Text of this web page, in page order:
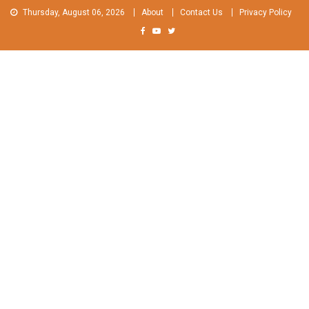
Skip Thursday, August 06, 2026 About Contact Us Privacy Policy